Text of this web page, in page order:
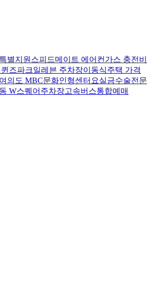
별지원 스피드메이트 에어컨가스 충전비
즈파크일레븐 주차장이동식주택 가격
의도 MBC문화인형센터 요실금수술전문
W스퀘어주차장고속버스통합예매